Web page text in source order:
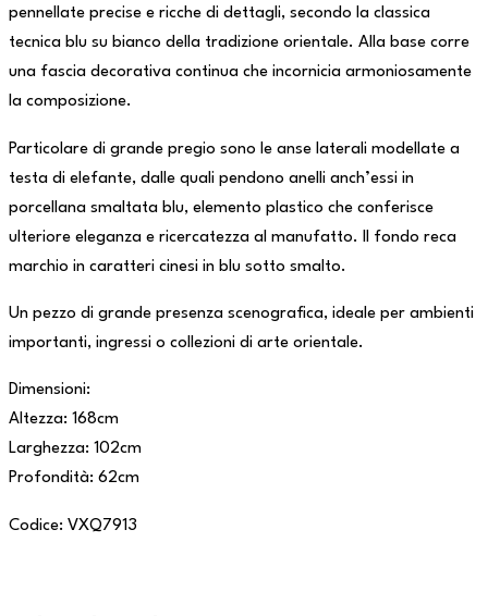
pennellate precise e ricche di dettagli, secondo la classica
tecnica blu su bianco della tradizione orientale. Alla base corre
una fascia decorativa continua che incornicia armoniosamente
la composizione.
Particolare di grande pregio sono le anse laterali modellate a
testa di elefante, dalle quali pendono anelli anch’essi in
porcellana smaltata blu, elemento plastico che conferisce
ulteriore eleganza e ricercatezza al manufatto. Il fondo reca
marchio in caratteri cinesi in blu sotto smalto.
Un pezzo di grande presenza scenografica, ideale per ambienti
importanti, ingressi o collezioni di arte orientale.
Dimensioni:
Altezza: 168cm
Larghezza: 102cm
Profondità: 62cm
Codice: VXQ7913